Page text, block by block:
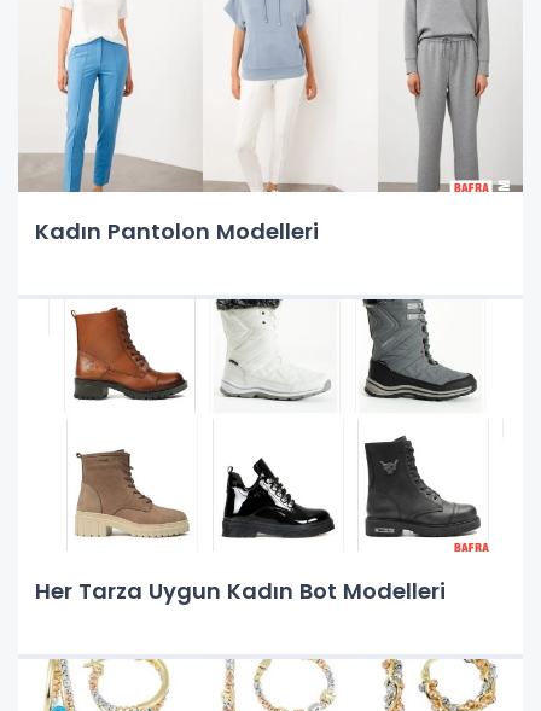
Kadın Pantolon Modelleri
Her Tarza Uygun Kadın Bot Modelleri